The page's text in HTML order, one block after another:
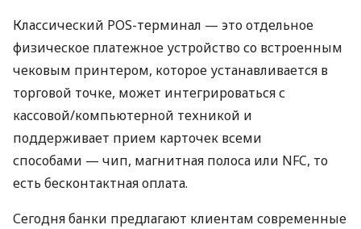
Классический POS-терминал — это отдельное
физическое платежное устройство со встроенным
чековым принтером, которое устанавливается в
торговой точке, может интегрироваться с
кассовой/компьютерной техникой и
поддерживает прием карточек всеми
способами — чип, магнитная полоса или NFC, то
есть бесконтактная оплата.
Сегодня банки предлагают клиентам современные